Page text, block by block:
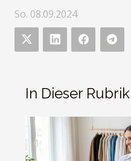
So. 08.09.2024
In Dieser Rubrik